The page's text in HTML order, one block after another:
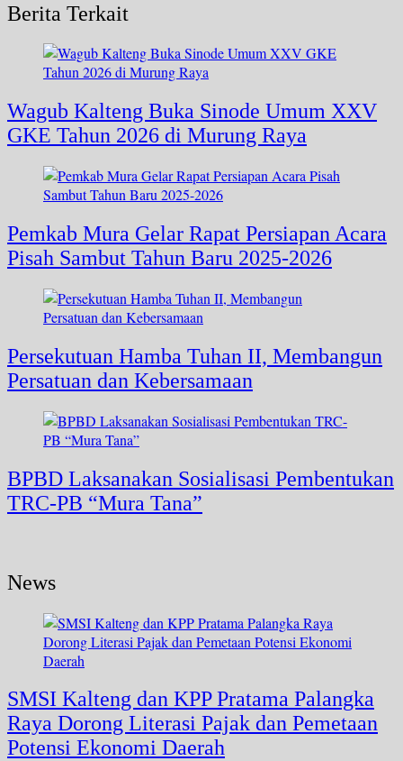
Berita Terkait
Wagub Kalteng Buka Sinode Umum XXV
GKE Tahun 2026 di Murung Raya
Pemkab Mura Gelar Rapat Persiapan Acara
Pisah Sambut Tahun Baru 2025-2026
Persekutuan Hamba Tuhan II, Membangun
Persatuan dan Kebersamaan
BPBD Laksanakan Sosialisasi Pembentukan
TRC-PB “Mura Tana”
News
SMSI Kalteng dan KPP Pratama Palangka
Raya Dorong Literasi Pajak dan Pemetaan
Potensi Ekonomi Daerah